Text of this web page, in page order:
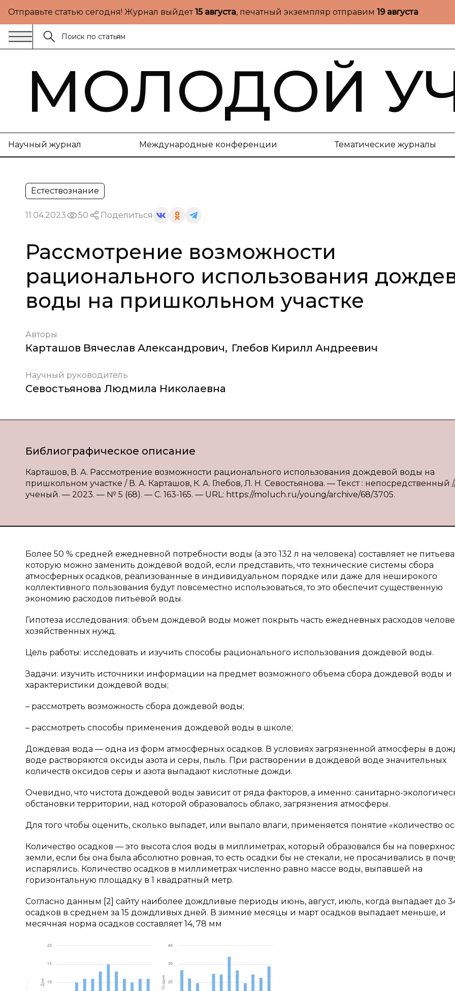
Отправьте статью сегодня! Журнал выйдет15 августа, печатный экземпляр отправим 19 августа
МОЛОДОЙ
Научный журнал Международные конференции Тематические журналы
Естествознание
11.04.2023 50 Поделиться
Рассмотрение возможности
рационального использования
воды на пришкольном участке
Авторы
Карташов Вячеслав Александрович, Глебов Кирилл Андреевич
Научный руководитель
Севостьянова Людмила Николаевна
Библиографическое описание
Карташов, В. А. Рассмотрение возможности рационального использования дождевой воды на
пришкольном участке / В. А. Карташов, К. А. Глебов, Л. Н. Севостьянова. — Текст :
ученый. — 2023. — № 5 (68). — С. 163-165. — URL: https://moluch.ru/young/archive/68/3705.
Более 50 % средней ежедневной потребности воды (а это 132 л на человека) составляет не
которую можно заменить дождевой водой, если представить, что технические системы сбора
атмосферных осадков, реализованные в индивидуальном порядке или даже для неширокого
коллективного пользования будут повсеместно использоваться, то это обеспечит существенную
экономию расходов питьевой воды.
Гипотеза исследования: объем дождевой воды может покрыть часть ежедневных расходов
хозяйственных нужд.
Цель работы: исследовать и изучить способы рационального использования дождевой воды.
Задачи: изучить источники информации на предмет возможного объема сбора дождевой воды и
характеристики дождевой воды;
– рассмотреть возможность сбора дождевой воды;
– рассмотреть способы применения дождевой воды в школе;
Дождевая вода — одна из форм атмосферных осадков. В условиях загрязненной атмосферы в
воде растворяются оксиды азота и серы, пыль. При растворении в дождевой воде значительных
количеств оксидов серы и азота выпадают кислотные дожди.
Очевидно, что чистота дождевой воды зависит от ряда факторов, а именно: санитарно-
обстановки территории, над которой образовалось облако, загрязнения атмосферы.
Для того чтобы оценить, сколько выпадет, или выпало влаги, применяется понятие «количество
Количество осадков — это высота слоя воды в миллиметрах, который образовался бы на
земли, если бы она была абсолютно ровная, то есть осадки бы не стекали, не просачивались в
испарялись. Количество осадков в миллиметрах численно равно массе воды, выпавшей на
горизонтальную площадку в 1 квадратный метр.
Согласно данным [2] сайту наиболее дождливые периоды июнь, август, июль, когда выпадает до
осадков в среднем за 15 дождливых дней. В зимние месяцы и март осадков выпадает меньше, и
месячная норма осадков составляет 14, 78 мм